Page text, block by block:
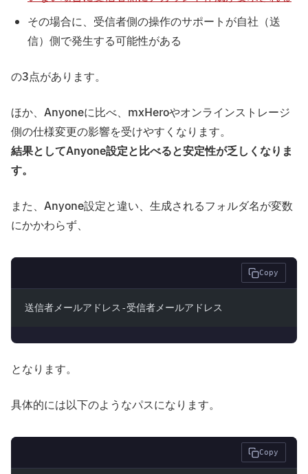
その場合に、受信者側の操作のサポートが自社（送
信）側で発生する可能性がある
の3点があります。
ほか、Anyoneに比べ、mxHeroやオンラインストレージ
側の仕様変更の影響を受けやすくなります。
結果としてAnyone設定と比べると安定性が乏しくなりま
す。
また、Anyone設定と違い、生成されるフォルダ名が変数
にかかわらず、
Copy
送信者メールアドレス-受信者メールアドレス
となります。
具体的には以下のようなパスになります。
Copy